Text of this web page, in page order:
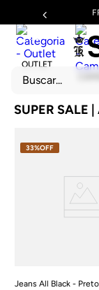
Buscar...
OUTLET
SUPER SALE
33%OFF
Jeans All Black - Preto